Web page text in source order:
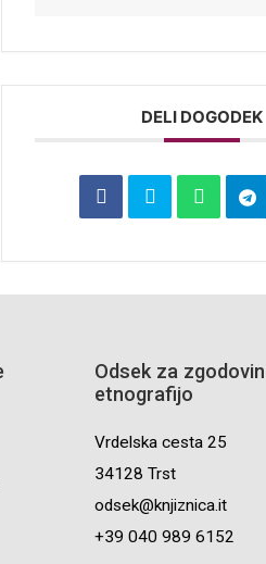
DELI DOGODEK
Odsek za
etnografijo
Vrdelska cesta 25
34128 Trst
odsek@knjiznica.it
+39 040 989 6152